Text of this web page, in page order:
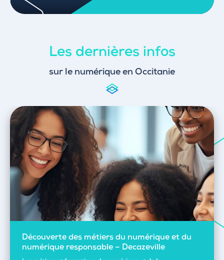
Les dernières infos
sur le numérique en Occitanie
Découverte des métiers du numérique et du
numérique responsable – Decazeville